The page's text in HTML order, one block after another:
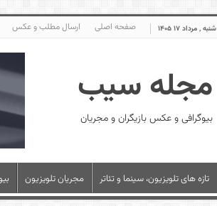
شنبه , مرداد ۱۷ ۱۴۰۵ صفحه اصلی ارسال مطلب و عکس
مجله سیب
بیوگرافی و عکس بازیگران و مجریان
تازه های تلویزیون، سینما و تئاتر مجریان تلویزیون